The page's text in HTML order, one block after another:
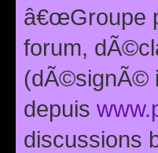
â€œGroupe
forum,
(dÃ©signÃ©
depuis
discussions